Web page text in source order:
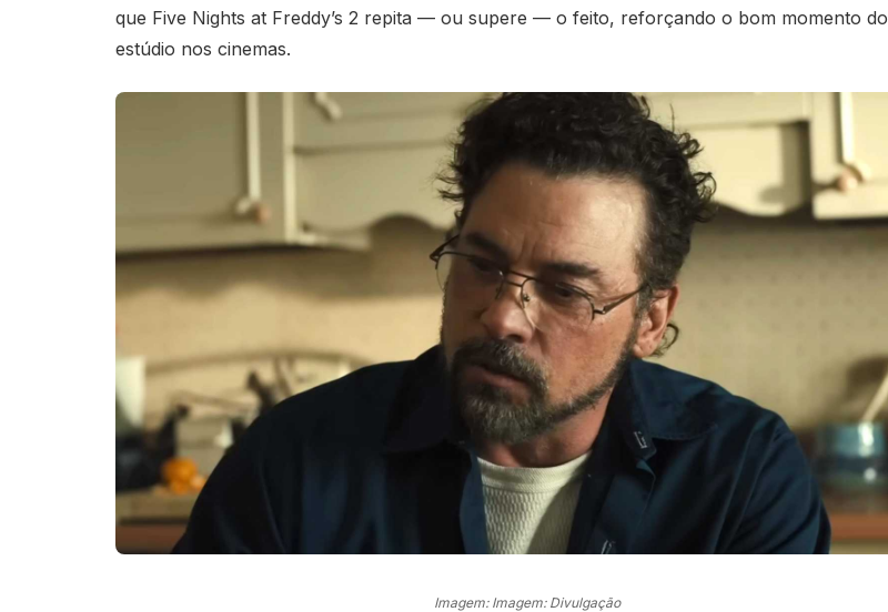
que Five Nights at Freddy’s 2 repita — ou supere — o feito, reforçando o bom momento do
estúdio nos cinemas.
Imagem: Imagem: Divulgação